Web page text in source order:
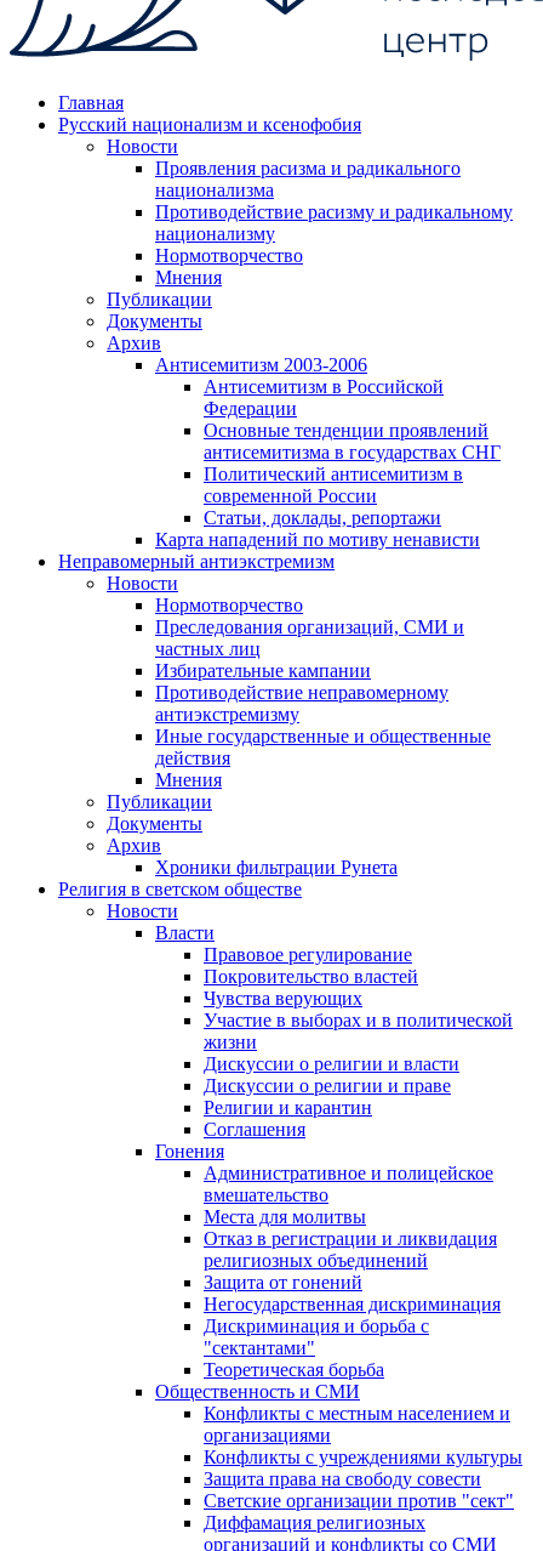
Главная
Русский национализм и ксенофобия
Новости
Проявления расизма и радикального
национализма
Противодействие расизму и радикальному
национализму
Нормотворчество
Мнения
Публикации
Документы
Архив
Антисемитизм 2003-2006
Антисемитизм в Российской
Федерации
Основные тенденции проявлений
антисемитизма в государствах СНГ
Политический антисемитизм в
современной России
Статьи, доклады, репортажи
Карта нападений по мотиву ненависти
Неправомерный антиэкстремизм
Новости
Нормотворчество
Преследования организаций, СМИ и
частных лиц
Избирательные кампании
Противодействие неправомерному
антиэкстремизму
Иные государственные и общественные
действия
Мнения
Публикации
Документы
Архив
Хроники фильтрации Рунета
Религия в светском обществе
Новости
Власти
Правовое регулирование
Покровительство властей
Чувства верующих
Участие в выборах и в политической
жизни
Дискуссии о религии и власти
Дискуссии о религии и праве
Религии и карантин
Соглашения
Гонения
Административное и полицейское
вмешательство
Места для молитвы
Отказ в регистрации и ликвидация
религиозных объединений
Защита от гонений
Негосударственная дискриминация
Дискриминация и борьба с
"сектантами"
Теоретическая борьба
Общественность и СМИ
Конфликты с местным населением и
организациями
Конфликты с учреждениями культуры
Защита права на свободу совести
Светские организации против "сект"
Диффамация религиозных
организаций и конфликты со СМИ